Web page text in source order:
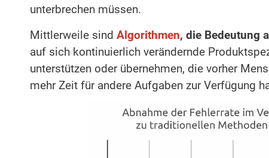
unterbrechen müssen.
Mittlerweile sind Algorithmen, die Bedeutung
auf sich kontinuierlich verändernde
unterstützen oder übernehmen, die vorher
mehr Zeit für andere Aufgaben zur Verfügung